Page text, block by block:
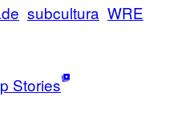
subcultura WRE
Stories